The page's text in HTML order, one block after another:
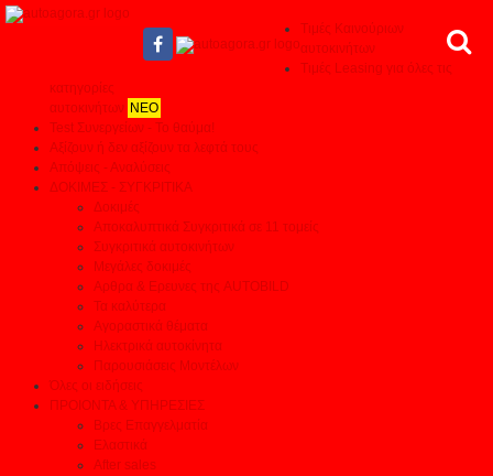
Τιμές Καινούριων
αυτοκινήτων
Τιμές Leasing για όλες τις
κατηγορίες
αυτοκινήτων ΝΕΟ
Test Συνεργείων - Το θαύμα!
Αξίζουν ή δεν αξίζουν τα λεφτά τους
Απόψεις - Αναλύσεις
ΔΟΚΙΜΕΣ - ΣΥΓΚΡΙΤΙΚΑ
Δοκιμές
Αποκαλυπτικά Συγκριτικά σε 11 τομείς
Συγκριτικά αυτοκινήτων
Μεγάλες δοκιμές
Αρθρα & Ερευνες της AUTOBILD
Τα καλύτερα
Αγοραστικά θέματα
Ηλεκτρικά αυτοκίνητα
Παρουσιάσεις Μοντέλων
Όλες οι ειδήσεις
ΠΡΟΙΟΝΤΑ & ΥΠΗΡΕΣΙΕΣ
Βρες Επαγγελματία
Ελαστικά
After sales